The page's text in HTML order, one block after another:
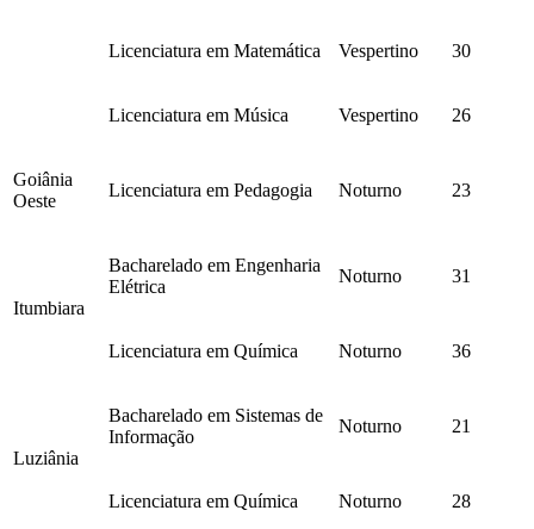
Licenciatura em Matemática Vespertino 30
Licenciatura em Música Vespertino 26
Goiânia
Oeste
Licenciatura em Pedagogia Noturno 23
Itumbiara
Bacharelado em Engenharia
Elétrica
Noturno 31
Licenciatura em Química Noturno 36
Luziânia
Bacharelado em Sistemas de
Informação
Noturno 21
Licenciatura em Química Noturno 28